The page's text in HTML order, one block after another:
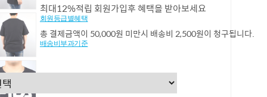
최대12%적립 회원가입후 혜택을 받아보세요
회원등급별혜택
총 결제금액이 50,000원 미만시 배송비 2,500원이 청구됩니다.
배송비부과기준